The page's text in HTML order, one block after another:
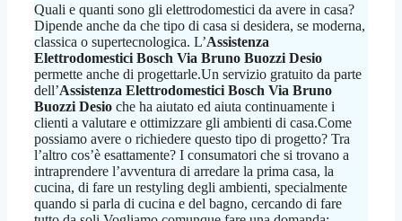
Quali e quanti sono gli elettrodomestici da avere in casa?
Dipende anche da che tipo di casa si desidera, se moderna,
classica o supertecnologica. L’Assistenza
Elettrodomestici Bosch Via Bruno Buozzi Desio
permette anche di progettarle.Un servizio gratuito da parte
dell’Assistenza Elettrodomestici Bosch Via Bruno
Buozzi Desio che ha aiutato ed aiuta continuamente i
clienti a valutare e ottimizzare gli ambienti di casa.Come
possiamo avere o richiedere questo tipo di progetto? Tra
l’altro cos’è esattamente? I consumatori che si trovano a
intraprendere l’avventura di arredare la prima casa, la
cucina, di fare un restyling degli ambienti, specialmente
quando si parla di cucina e del bagno, cercando di fare